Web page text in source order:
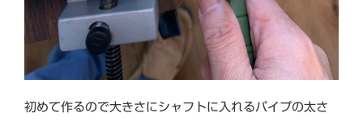
初めて作るので大きさにシャフトに入れるパイプの太さ